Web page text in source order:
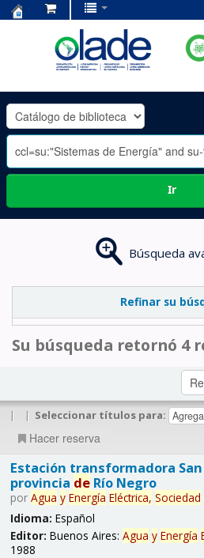
OLADE
-
Ir
Búsqueda
Refinar su
Su búsqueda retornó 4
| | Seleccionar títulos para:
Hacer reserva
Estación transformadora
provincia deRío Negro
por Agua y Energía Eléctrica, Sociedad
Idioma: Español
Editor: Buenos Aires: Agua y Energía
1988